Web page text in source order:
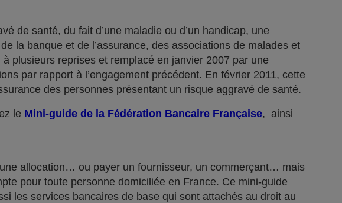
de santé, du fait d’une maladie ou d’un handicap, une
la banque et de l’assurance, des associations de malades et
plusieurs reprises et remplacé en janvier 2007 par une
par rapport à l’engagement précédent. En février 2011, cette
des personnes présentant un risque aggravé de santé.
le Mini-guide de la Fédération Bancaire Française, ainsi
allocation… ou payer un fournisseur, un commerçant… mais
pour toute personne domiciliée en France. Ce mini-guide
les services bancaires de base qui sont attachés au droit au